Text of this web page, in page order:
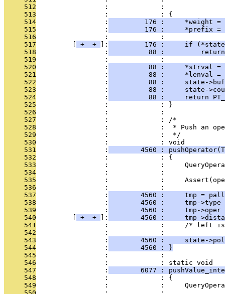
     512
:             :
     513
                 :             : {
     514
                 :
176 :     *weight =
     515
                 :
176 :     *prefix =
     516
                 :             :
     517
+ + ]:
176 :     if
     518
                 :
88 :
     519
                 :             :
     520
                 :
88 :     *strval =
     521
                 :
88 :     *lenval =
     522
                 :
88 :     state-
     523
                 :
88 :     state-
     524
                 :
88 :     return
     525
                 :             : }
     526
                 :             :
     527
                 :             : /*
     528
:             :  * Push an
     529
                 :             :  */
     530
                 :             : void
     531
                 :
4560 :
     532
                 :             : {
     533
:             :
     534
                 :             :
     535
:             :
     536
                 :             :
     537
                 :
4560 :     tmp =
     538
                 :
4560 :     tmp->type
     539
                 :
4560 :     tmp->oper
     540
+ + ]:
4560 :     tmp-
     541
:             :     /* left
     542
                 :             :
     543
                 :
4560 :     state-
     544
                 :
        4560 : }
     545
                 :             :
     546
                 :             : static void
     547
                 :
6077 :
     548
                 :             : {
     549
:             :